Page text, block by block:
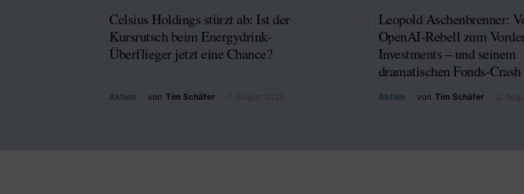
Celsius Holdings stürzt ab: Ist der
Kursrutsch beim Energydrink-
Überflieger jetzt eine Chance?
Aktien von Tim Schäfer 7. August 2026
Leopold Aschenbrenner:
OpenAI-Rebell zum
Investments – und seinem
dramatischen Fonds-Crash
Aktien von Tim Schäfer 2.